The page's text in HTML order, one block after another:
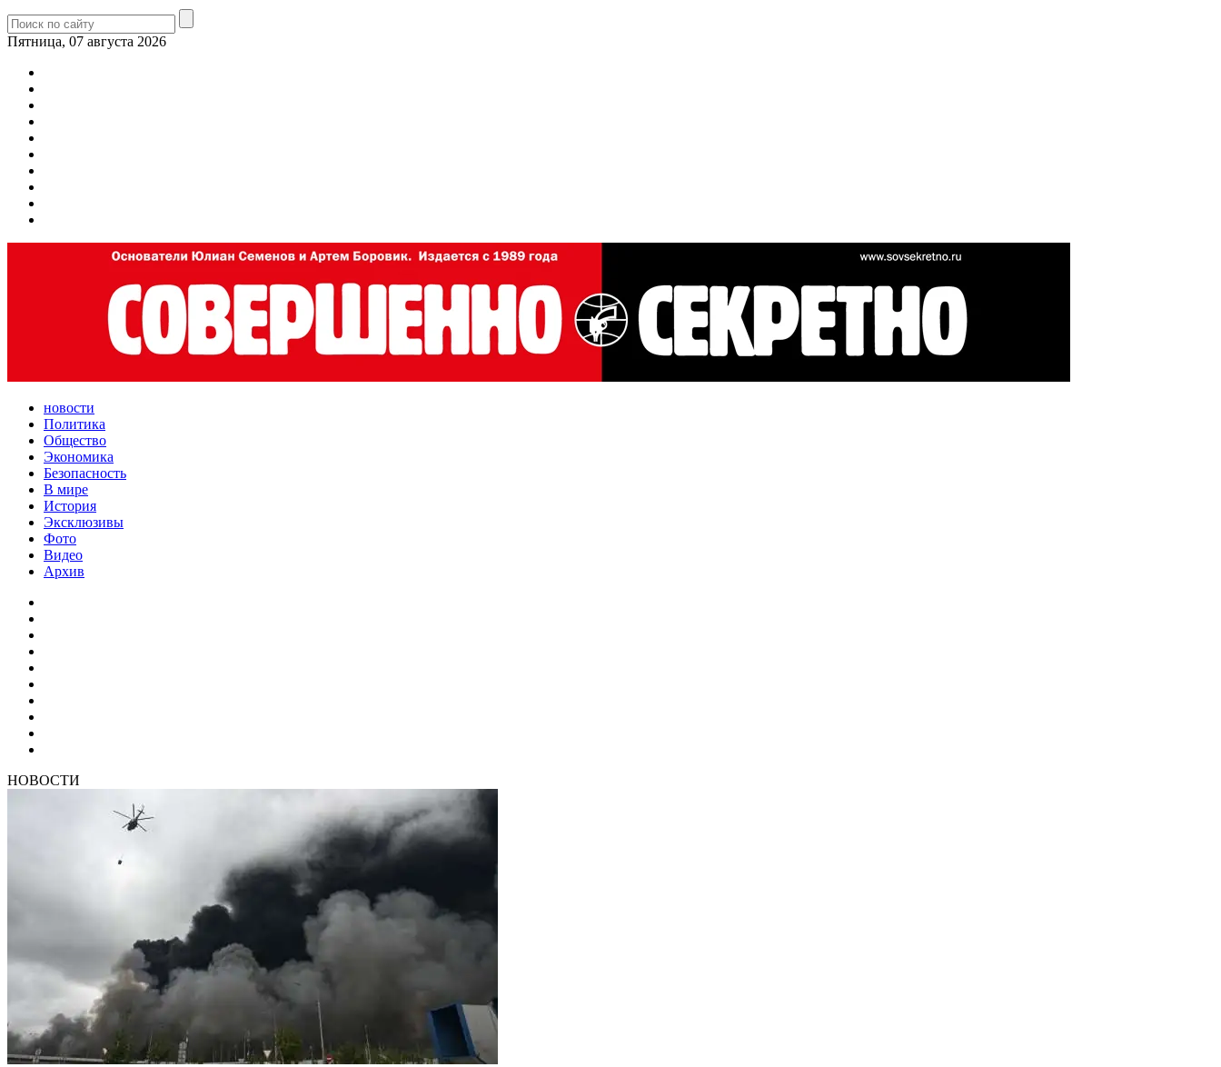
Пятница, 07 августа 2026
новости
Политика
Общество
Экономика
Безопасность
В мире
История
Эксклюзивы
Фото
Видео
Архив
НОВОСТИ